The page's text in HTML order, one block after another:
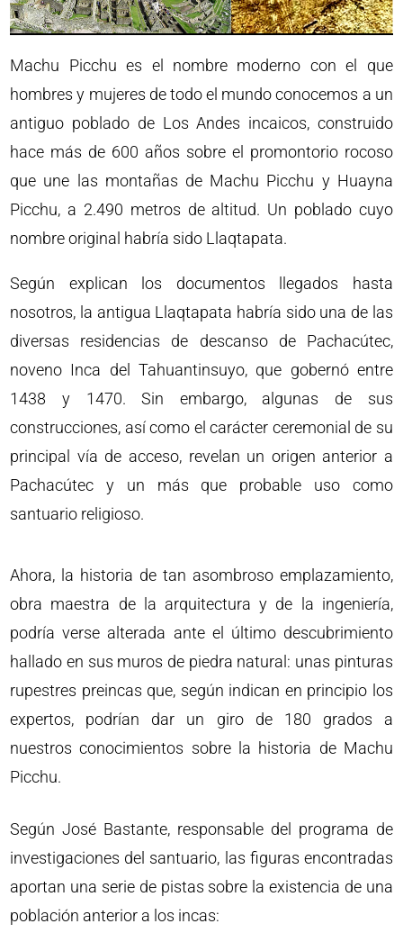
Machu Picchu es el nombre moderno con el que
hombres y mujeres de todo el mundo conocemos a un
antiguo poblado de Los Andes incaicos, construido
hace más de 600 años sobre el promontorio rocoso
que une las montañas de Machu Picchu y Huayna
Picchu, a 2.490 metros de altitud. Un poblado cuyo
nombre original habría sido Llaqtapata.
Según explican los documentos llegados hasta
nosotros, la antigua Llaqtapata habría sido una de las
diversas residencias de descanso de Pachacútec,
noveno Inca del Tahuantinsuyo, que gobernó entre
1438 y 1470. Sin embargo, algunas de sus
construcciones, así como el carácter ceremonial de su
principal vía de acceso, revelan un origen anterior a
Pachacútec y un más que probable uso como
santuario religioso.
Ahora, la historia de tan asombroso emplazamiento,
obra maestra de la arquitectura y de la ingeniería,
podría verse alterada ante el último descubrimiento
hallado en sus muros de piedra natural: unas pinturas
rupestres preincas que, según indican en principio los
expertos, podrían dar un giro de 180 grados a
nuestros conocimientos sobre la historia de Machu
Picchu.
Según José Bastante, responsable del programa de
investigaciones del santuario, las figuras encontradas
aportan una serie de pistas sobre la existencia de una
población anterior a los incas: